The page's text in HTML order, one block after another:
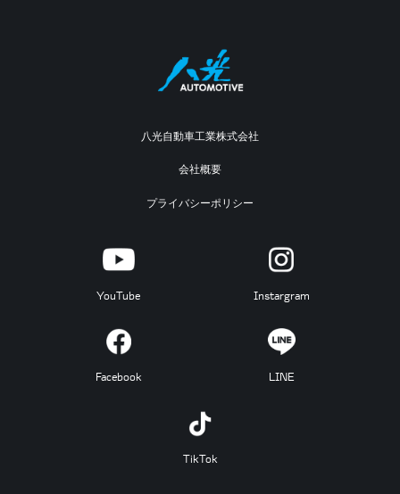
八光自動車工業株式会社
会社概要
プライバシーポリシー
YouTube Instargram
Facebook LINE
TikTok